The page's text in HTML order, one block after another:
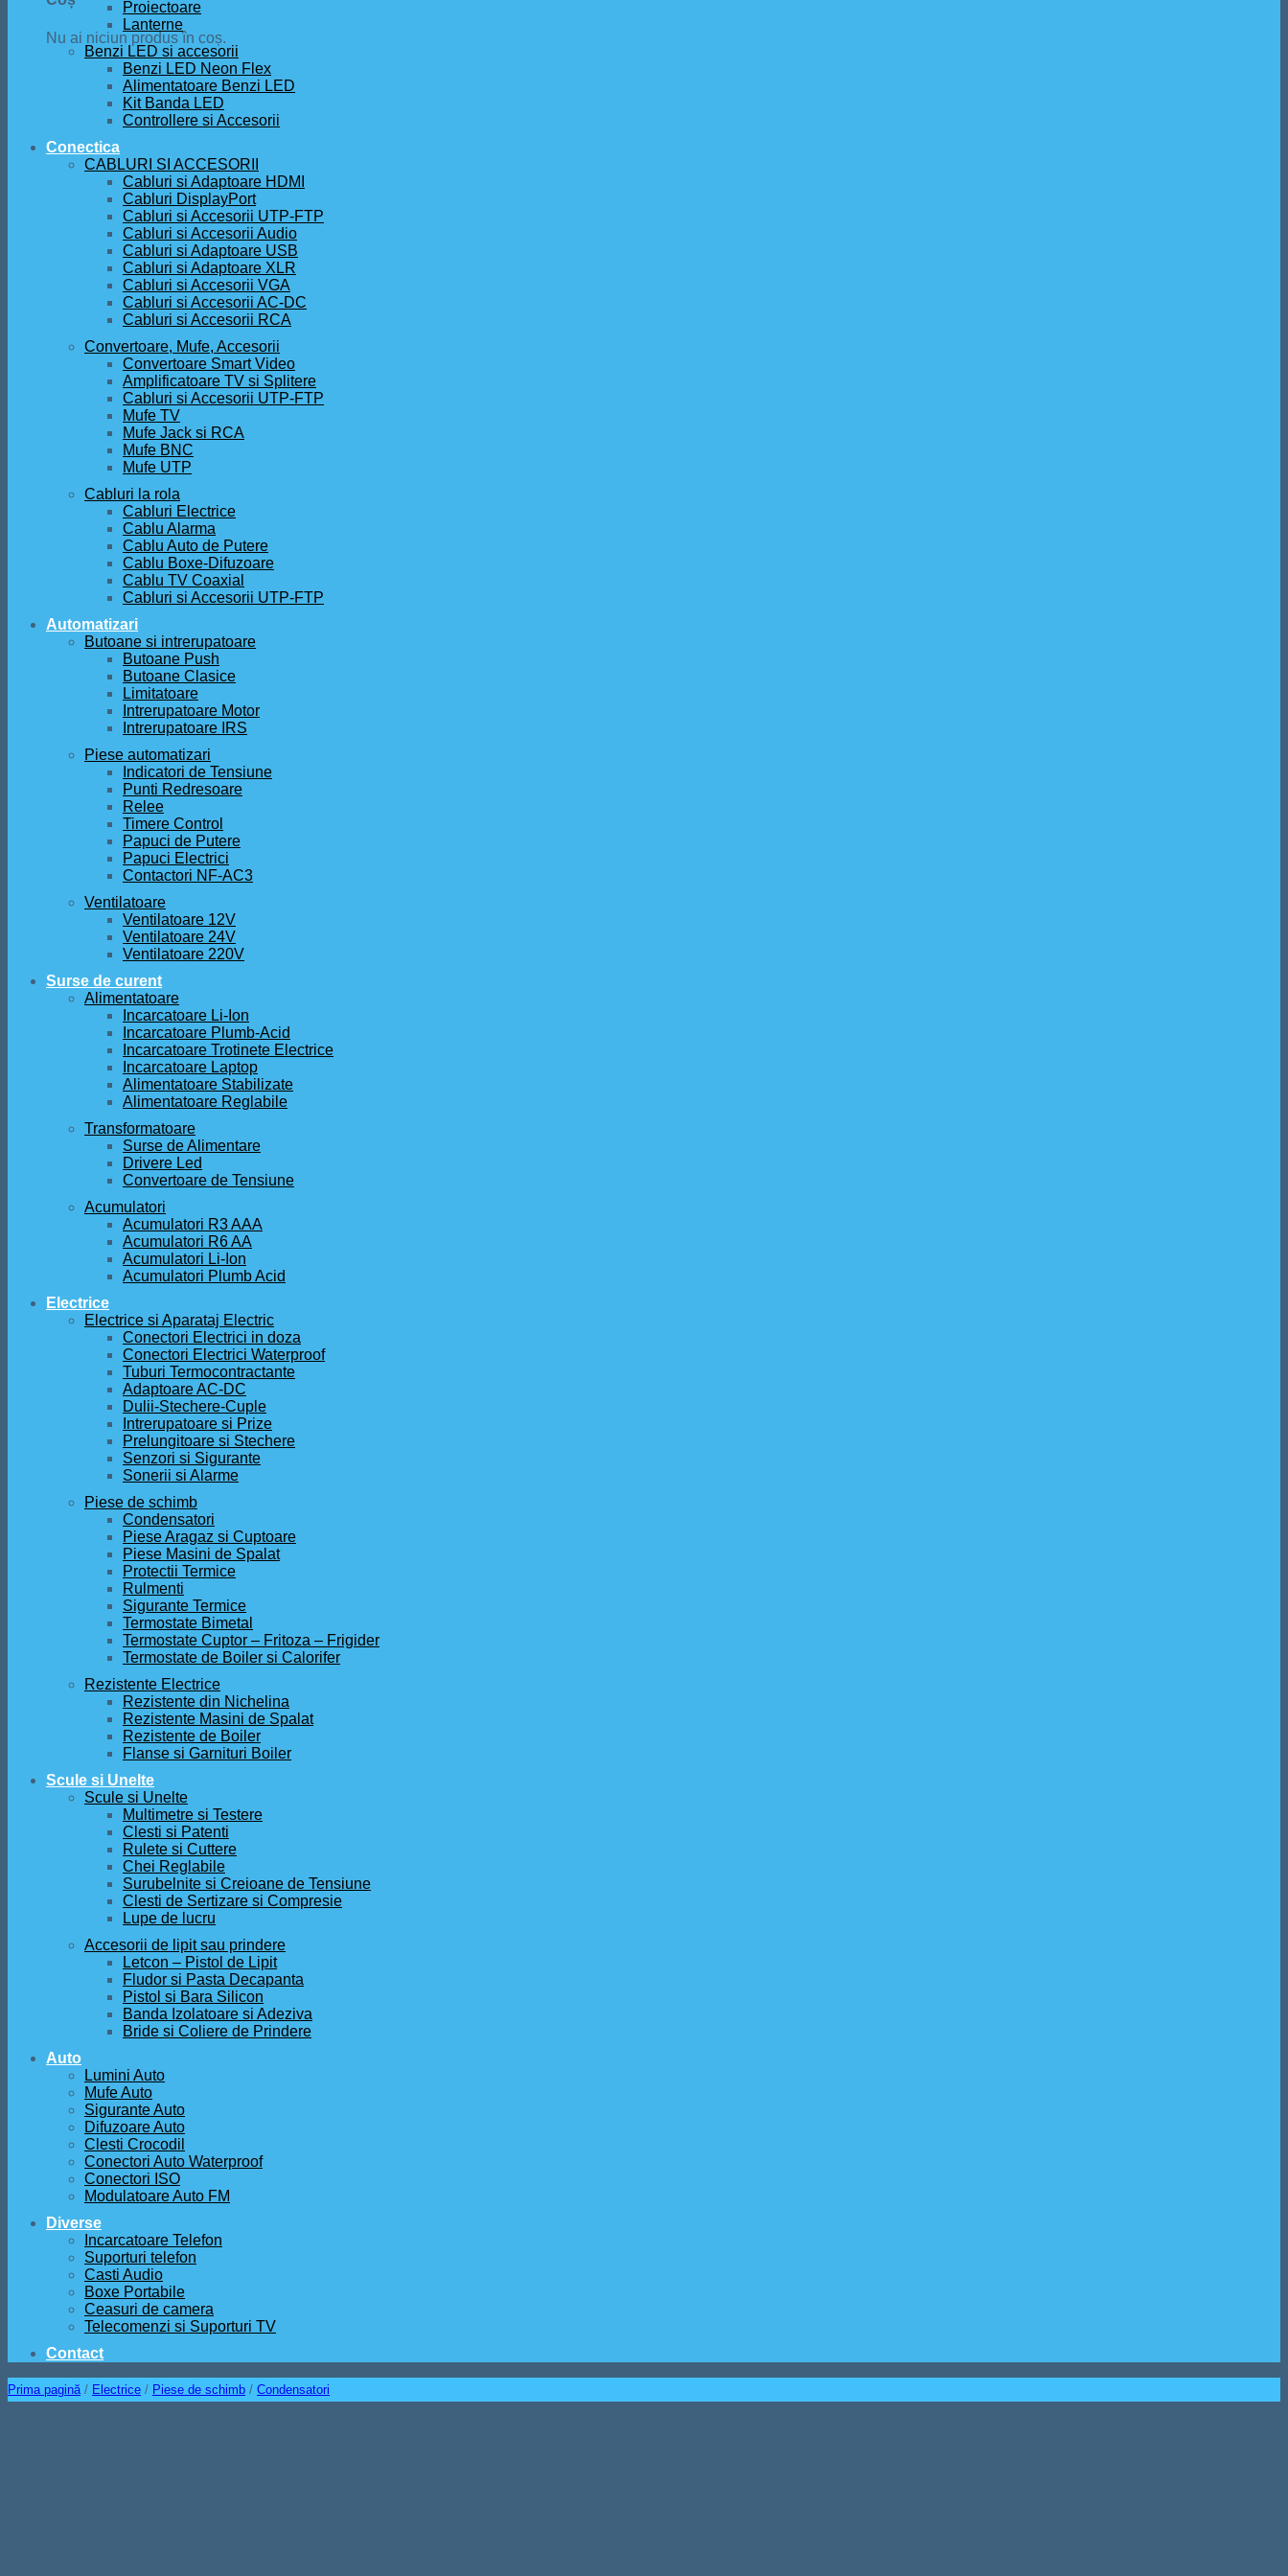
Nu ai niciun produs în coș.
Proiectoare
Lanterne
Benzi LED si accesorii
Benzi LED Neon Flex
Alimentatoare Benzi LED
Kit Banda LED
Controllere si Accesorii
Conectica
CABLURI SI ACCESORII
Cabluri si Adaptoare HDMI
Cabluri DisplayPort
Cabluri si Accesorii UTP-FTP
Cabluri si Accesorii Audio
Cabluri si Adaptoare USB
Cabluri si Adaptoare XLR
Cabluri si Accesorii VGA
Cabluri si Accesorii AC-DC
Cabluri si Accesorii RCA
Convertoare, Mufe, Accesorii
Convertoare Smart Video
Amplificatoare TV si Splitere
Cabluri si Accesorii UTP-FTP
Mufe TV
Mufe Jack si RCA
Mufe BNC
Mufe UTP
Cabluri la rola
Cabluri Electrice
Cablu Alarma
Cablu Auto de Putere
Cablu Boxe-Difuzoare
Cablu TV Coaxial
Cabluri si Accesorii UTP-FTP
Automatizari
Butoane si intrerupatoare
Butoane Push
Butoane Clasice
Limitatoare
Intrerupatoare Motor
Intrerupatoare IRS
Piese automatizari
Indicatori de Tensiune
Punti Redresoare
Relee
Timere Control
Papuci de Putere
Papuci Electrici
Contactori NF-AC3
Ventilatoare
Ventilatoare 12V
Ventilatoare 24V
Ventilatoare 220V
Surse de curent
Alimentatoare
Incarcatoare Li-Ion
Incarcatoare Plumb-Acid
Incarcatoare Trotinete Electrice
Incarcatoare Laptop
Alimentatoare Stabilizate
Alimentatoare Reglabile
Transformatoare
Surse de Alimentare
Drivere Led
Convertoare de Tensiune
Acumulatori
Acumulatori R3 AAA
Acumulatori R6 AA
Acumulatori Li-Ion
Acumulatori Plumb Acid
Electrice
Electrice si Aparataj Electric
Conectori Electrici in doza
Conectori Electrici Waterproof
Tuburi Termocontractante
Adaptoare AC-DC
Dulii-Stechere-Cuple
Intrerupatoare si Prize
Prelungitoare si Stechere
Senzori si Sigurante
Sonerii si Alarme
Piese de schimb
Condensatori
Piese Aragaz si Cuptoare
Piese Masini de Spalat
Protectii Termice
Rulmenti
Sigurante Termice
Termostate Bimetal
Termostate Cuptor – Fritoza – Frigider
Termostate de Boiler si Calorifer
Rezistente Electrice
Rezistente din Nichelina
Rezistente Masini de Spalat
Rezistente de Boiler
Flanse si Garnituri Boiler
Scule si Unelte
Scule si Unelte
Multimetre si Testere
Clesti si Patenti
Rulete si Cuttere
Chei Reglabile
Surubelnite si Creioane de Tensiune
Clesti de Sertizare si Compresie
Lupe de lucru
Accesorii de lipit sau prindere
Letcon – Pistol de Lipit
Fludor si Pasta Decapanta
Pistol si Bara Silicon
Banda Izolatoare si Adeziva
Bride si Coliere de Prindere
Auto
Lumini Auto
Mufe Auto
Sigurante Auto
Difuzoare Auto
Clesti Crocodil
Conectori Auto Waterproof
Conectori ISO
Modulatoare Auto FM
Diverse
Incarcatoare Telefon
Suporturi telefon
Casti Audio
Boxe Portabile
Ceasuri de camera
Telecomenzi si Suporturi TV
Contact
Prima pagină / Electrice / Piese de schimb / Condensatori